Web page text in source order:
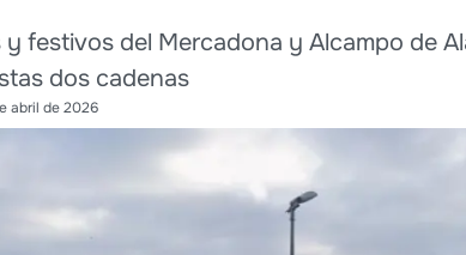
festivos del Mercadona y Alcampo de
dos cadenas
abril de 2026